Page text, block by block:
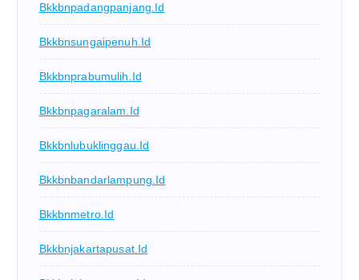
Bkkbnpadangpanjang.id
Bkkbnsungaipenuh.id
Bkkbnprabumulih.id
Bkkbnpagaralam.id
Bkkbnlubuklinggau.id
Bkkbnbandarlampung.id
Bkkbnmetro.id
Bkkbnjakartapusat.id